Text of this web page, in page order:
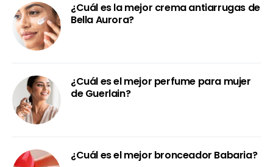
¿Cuál es la mejor crema antiarrugas de
Bella Aurora?
¿Cuál es el mejor perfume para mujer
de Guerlain?
¿Cuál es el mejor bronceador Babaria?